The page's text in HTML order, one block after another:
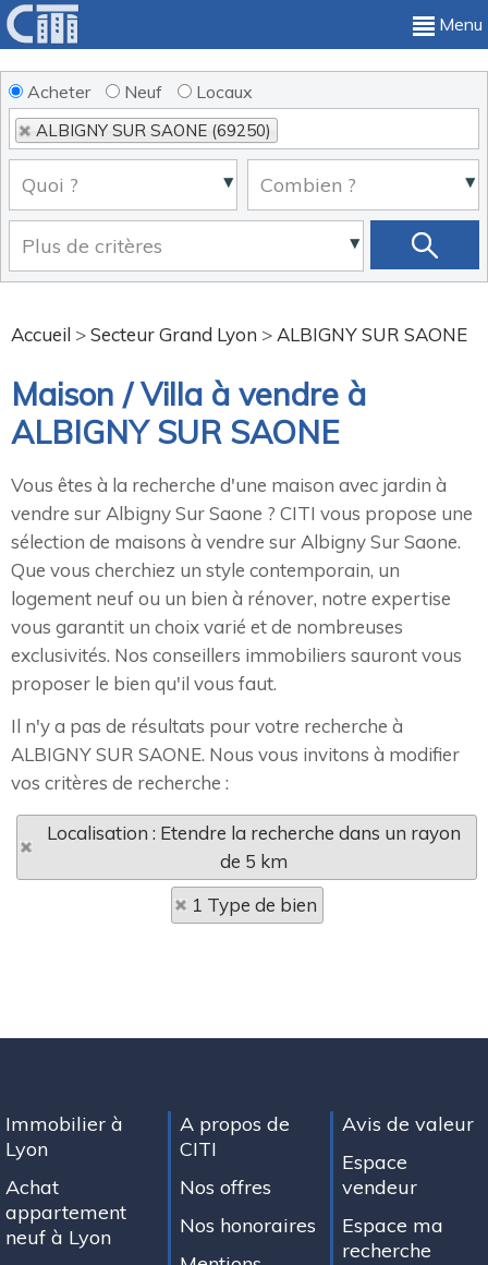
Menu
Acheter Neuf Locaux
ALBIGNY SUR SAONE (69250)
Accueil >Secteur Grand Lyon > ALBIGNY SUR SAONE
Maison / Villa à vendre à
ALBIGNY SUR SAONE
Vous êtes à la recherche d'une maison avec jardin à
vendre sur Albigny Sur Saone ? CITI vous propose une
sélection de maisons à vendre sur Albigny Sur Saone.
Que vous cherchiez un style contemporain, un
logement neuf ou un bien à rénover, notre expertise
vous garantit un choix varié et de nombreuses
exclusivités. Nos conseillers immobiliers sauront vous
proposer le bien qu'il vous faut.
Il n'y a pas de résultats pour votre recherche à
ALBIGNY SUR SAONE. Nous vous invitons à modifier
vos critères de recherche :
Localisation : Etendre la recherche dans un rayon
de 5 km
1 Type de bien
Immobilier à
Lyon
Achat
appartement
neuf à Lyon
A propos de
CITI
Nos offres
Nos honoraires
Avis de valeur
Espace
vendeur
Espace ma
recherche